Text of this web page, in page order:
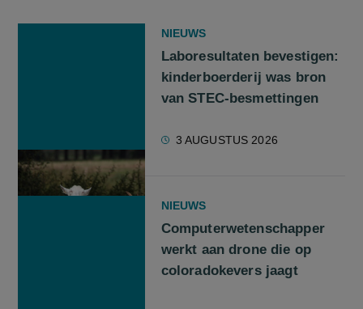
NIEUWS
Laboresultaten bevestigen:
kinderboerderij was bron
van STEC-besmettingen
3 AUGUSTUS 2026
NIEUWS
Computerwetenschapper
werkt aan drone die op
coloradokevers jaagt